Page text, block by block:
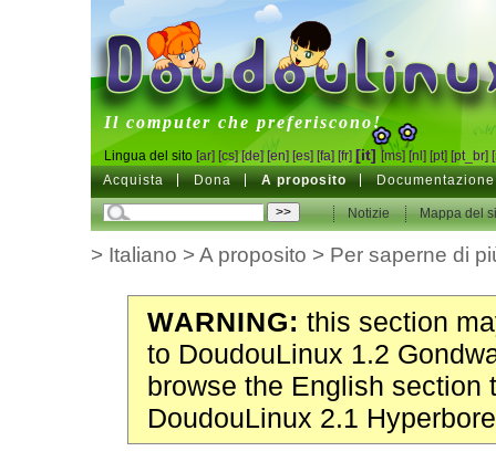
DoudouLinux
Il computer che preferiscono!
Lingua del sito [ar] [cs] [de] [en] [es] [fa] [fr] [it] [ms] [nl] [pt] [pt_br]
Acquista Dona A proposito Documentazione
Notizie Mappa del
> Italiano >A proposito > Per saperne di
WARNING: this section
to DoudouLinux 1.2
browse the English section
DoudouLinux 2.1